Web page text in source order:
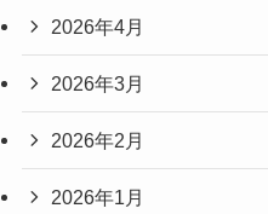
2026年4月
2026年3月
2026年2月
2026年1月